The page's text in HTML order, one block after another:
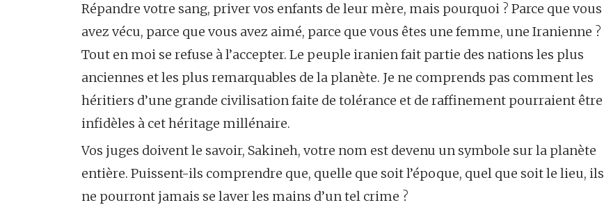
Répandre votre sang, priver vos enfants de leur mère, mais pourquoi ? Parce que vous
avez vécu, parce que vous avez aimé, parce que vous êtes une femme, une Iranienne ?
Tout en moi se refuse à l’accepter. Le peuple iranien fait partie des nations les plus
anciennes et les plus remarquables de la planète. Je ne comprends pas comment les
héritiers d’une grande civilisation faite de tolérance et de raffinement pourraient être
infidèles à cet héritage millénaire.
Vos juges doivent le savoir, Sakineh, votre nom est devenu un symbole sur la planète
entière. Puissent-ils comprendre que, quelle que soit l’époque, quel que soit le lieu, ils
ne pourront jamais se laver les mains d’un tel crime ?